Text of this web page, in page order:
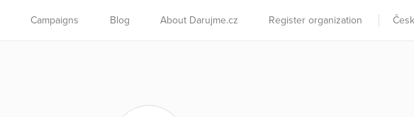
Campaigns Blog About Darujme.cz Register organization